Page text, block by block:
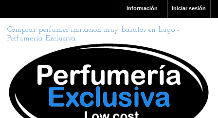
Iniciar sesión
Información
Comprar perfumes imitacion muy baratos en Lugo -
Perfumería Exclusiva